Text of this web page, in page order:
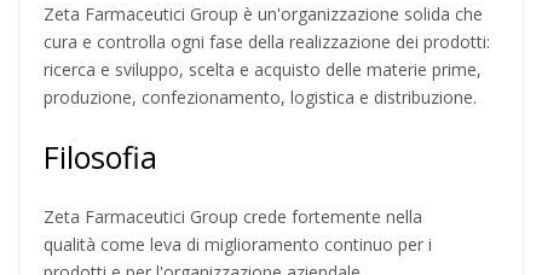
Zeta Farmaceutici Group è un'organizzazione solida che
cura e controlla ogni fase della realizzazione dei prodotti:
ricerca e sviluppo, scelta e acquisto delle materie prime,
produzione, confezionamento, logistica e distribuzione.
Filosofia
Zeta Farmaceutici Group crede fortemente nella
qualità come leva di miglioramento continuo per i